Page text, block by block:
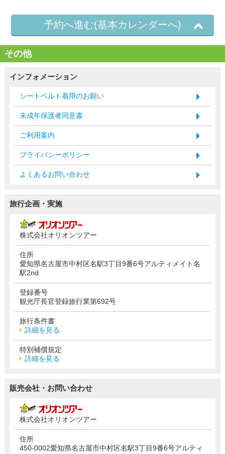
予約へ進む(基本カレンダーへ)
その他
インフォメーション
シートベルト着用のお願い
未成年保護者同意書
ご利用案内
プライバシーポリシー
よくあるお問い合わせ
旅行企画・実施
株式会社オリオンツアー
住所
愛知県名古屋市中村区名駅3丁目9番6号アルティメイト名
駅2nd
登録番号
観光庁長官登録旅行業第692号
旅行条件書
詳細を見る
特別補償規定
詳細を見る
販売会社・お問い合わせ
株式会社オリオンツアー
住所
450-0002愛知県名古屋市中村区名駅3丁目9番6号アルティ